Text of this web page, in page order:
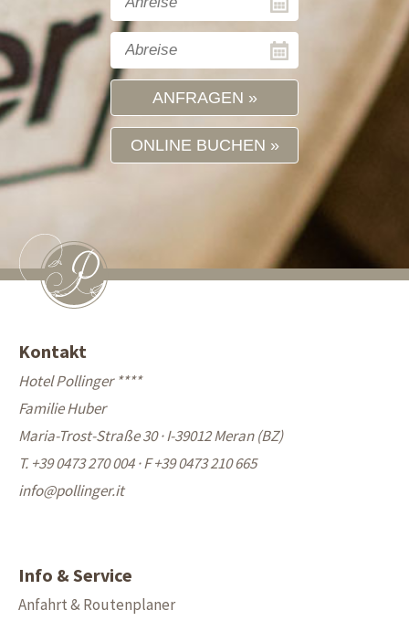
ANFRAGEN
ONLINE BUCHEN
Kontakt
Hotel Pollinger ****
Familie Huber
Maria-Trost-Straße 30 · I-39012 Meran (BZ)
T. +39 0473 270 004·F +39 0473 210 665
info@pollinger.it
Info & Service
Anfahrt & Routenplaner